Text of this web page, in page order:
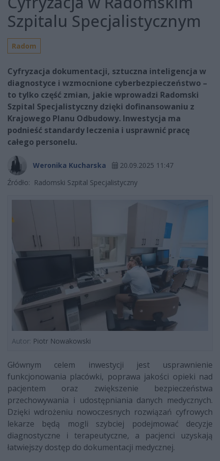
Szpitalu Specjalistycznym
Radom
Cyfryzacja dokumentacji, sztuczna inteligencja w
diagnostyce i wzmocnione cyberbezpieczeństwo –
to tylko część zmian, jakie wprowadzi Radomski
Szpital Specjalistyczny dzięki dofinansowaniu z
Krajowego Planu Odbudowy. Inwestycja ma
podnieść standardy leczenia i usprawnić pracę
całego personelu.
Weronika Kucharska
20.09.2025 11:47
Źródło: Radomski Szpital Specjalistyczny
Autor: Piotr Nowakowski
Głównym celem inwestycji jest usprawnienie
funkcjonowania placówki, poprawa jakości opieki nad
pacjentem oraz zwiększenie bezpieczeństwa
przechowywania i udostępniania danych medycznych.
Dzięki wdrożeniu nowoczesnych rozwiązań cyfrowych
lekarze będą mogli szybciej podejmować decyzje
diagnostyczne i terapeutyczne, a pacjenci uzyskają
łatwiejszy dostęp do dokumentacji medycznej.